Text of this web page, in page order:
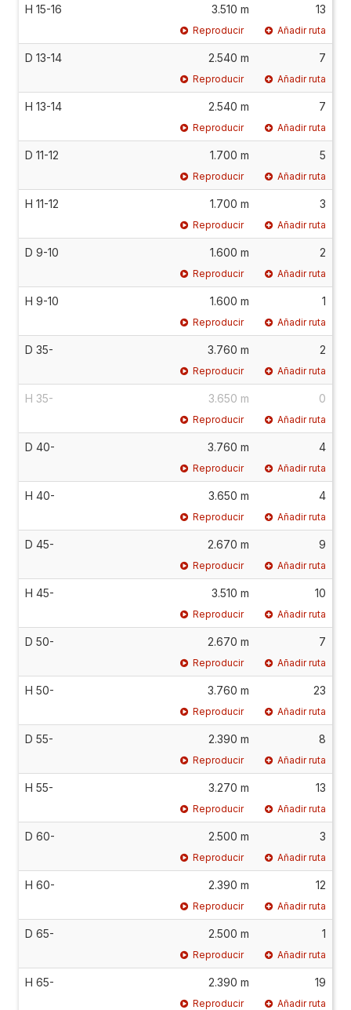
H 15-16 3.510 m 13
Reproducir Añadir ruta
D 13-14 2.540 m 7
Reproducir Añadir ruta
H 13-14 2.540 m 7
Reproducir Añadir ruta
D 11-12 1.700 m 5
Reproducir Añadir ruta
H 11-12 1.700 m 3
Reproducir Añadir ruta
D 9-10 1.600 m 2
Reproducir Añadir ruta
H 9-10 1.600 m 1
Reproducir Añadir ruta
D 35- 3.760 m 2
Reproducir Añadir ruta
H 35- 3.650 m 0
Reproducir Añadir ruta
D 40- 3.760 m 4
Reproducir Añadir ruta
H 40- 3.650 m 4
Reproducir Añadir ruta
D 45- 2.670 m 9
Reproducir Añadir ruta
H 45- 3.510 m 10
Reproducir Añadir ruta
D 50- 2.670 m 7
Reproducir Añadir ruta
H 50- 3.760 m 23
Reproducir Añadir ruta
D 55- 2.390 m 8
Reproducir Añadir ruta
H 55- 3.270 m 13
Reproducir Añadir ruta
D 60- 2.500 m 3
Reproducir Añadir ruta
H 60- 2.390 m 12
Reproducir Añadir ruta
D 65- 2.500 m 1
Reproducir Añadir ruta
H 65- 2.390 m 19
Reproducir Añadir ruta